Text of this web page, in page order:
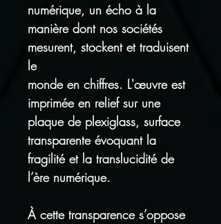
numérique, un écho à la
manière dont nos sociétés
mesurent, stockent et traduisent
le
monde en chiffres. L'œuvre est
imprimée en relief sur une
plaque de plexiglass, surface
transparente évoquant la
fragilité et la translucidité de
l’ère numérique.
À cette transparence s’oppose